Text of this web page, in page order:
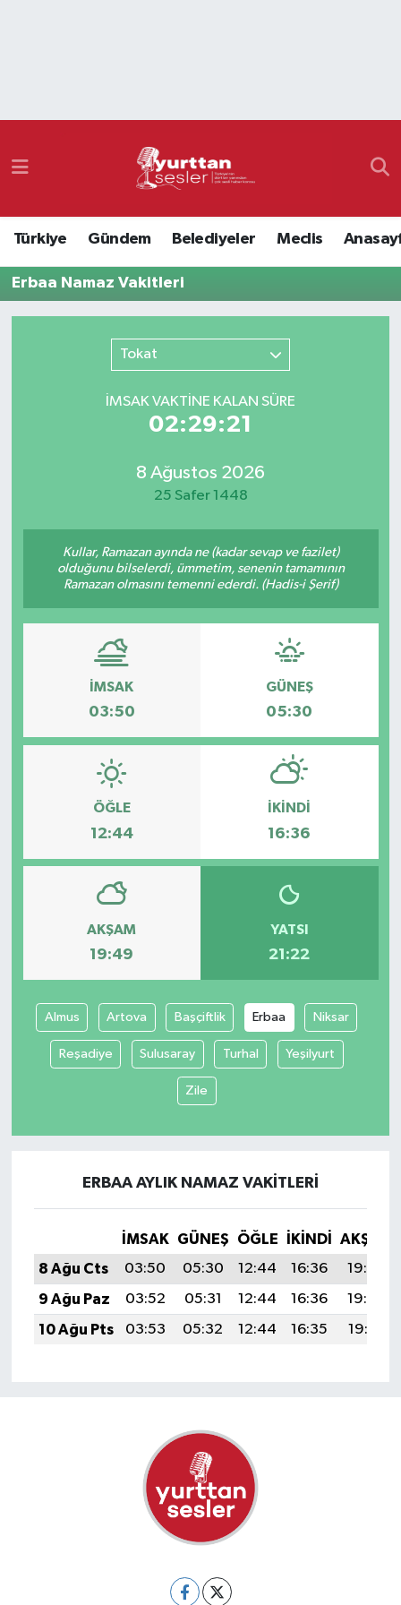
Türkiye Gündem Belediyeler Meclis
Erbaa Namaz Vakitleri
Tokat
İMSAK VAKTİNE KALAN SÜRE
02:29:21
8 Ağustos 2026
25 Safer 1448
Kullar, Ramazan ayında ne (kadar sevap ve fazilet)
olduğunu bilselerdi, ümmetim, senenin tamamının
Ramazan olmasını temenni ederdi. (Hadis-i Şerif)
İMSAK
03:50
GÜNEŞ
05:30
ÖĞLE
12:44
İKINDI
16:36
AKŞAM
19:49
YATSI
21:22
Almus Artova Başçiftlik Erbaa Niksar
Reşadiye Sulusaray Turhal Yeşilyurt
Zile
ERBAA AYLIK NAMAZ VAKITLERI
İMSAK GÜNEŞ ÖĞLE İKINDI
AKŞAM
8 Ağu Cts
03:50 05:30 12:44 16:36
19:49
9 Ağu Paz
03:52 05:31 12:44 16:36
19:48
10 Ağu Pts
03:53 05:32 12:44 16:35 19:47
Namaz Vakitleri
Süper Lig Puan Durumu ve Fikstür
Son Dakika Haberleri